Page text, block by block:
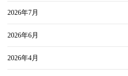
2026年7月
2026年6月
2026年4月